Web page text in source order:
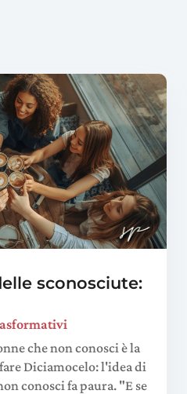
sconosciute:
che non conosci è la
Diciamocelo: l'idea di
conosci fa paura. "E se